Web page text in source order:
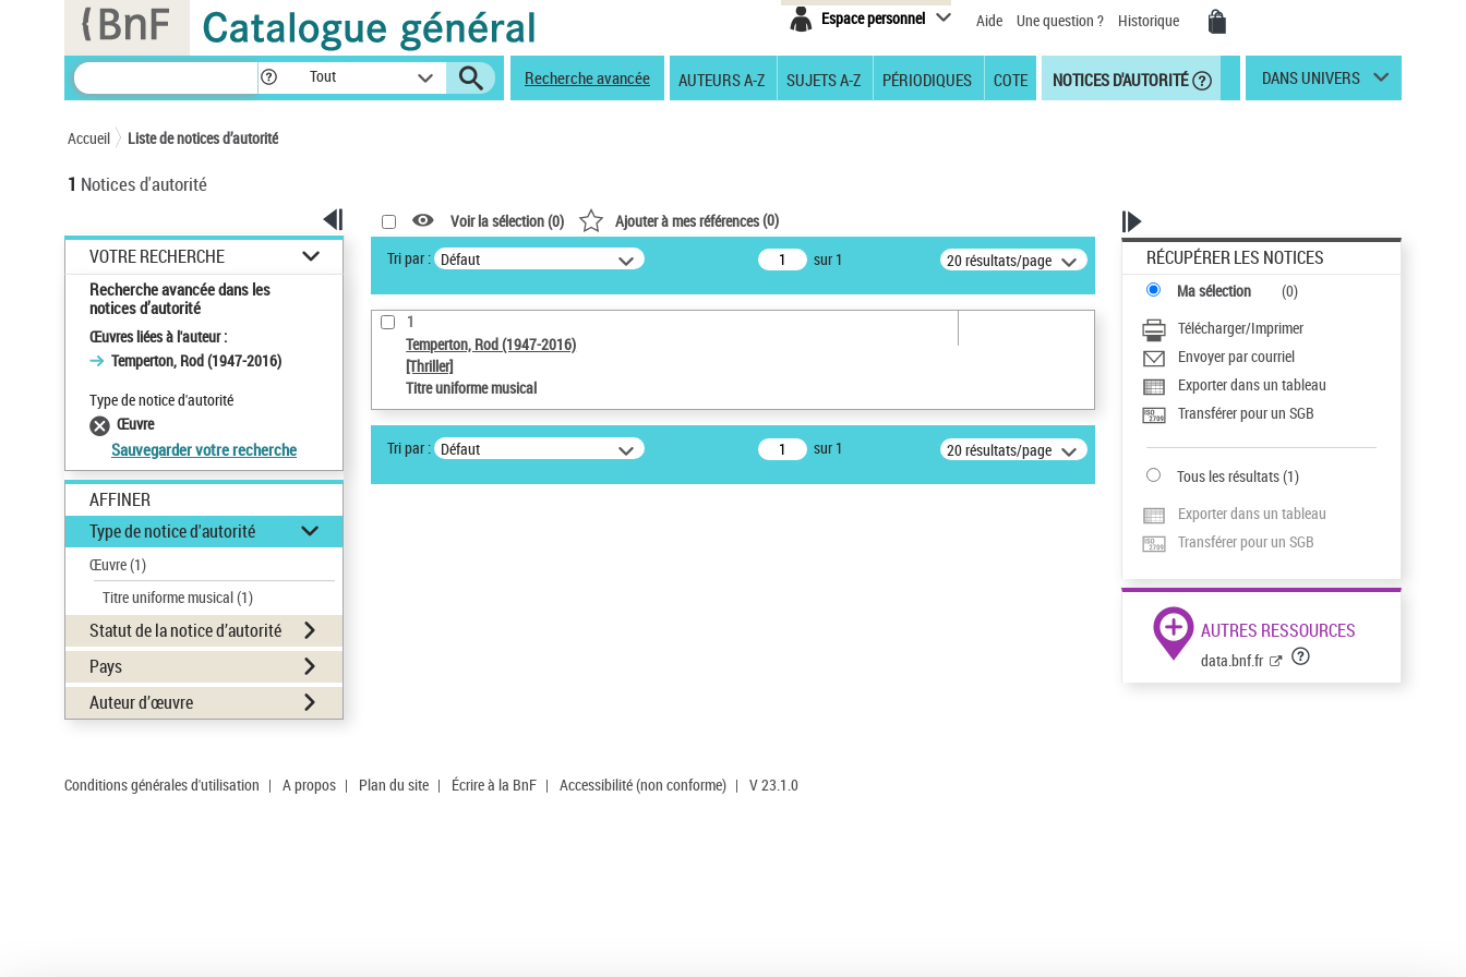
Espace personnel Aide Une question ? Historique
Tout Recherche avancée AUTEURS A-Z SUJETS A-Z PÉRIODIQUES COTE NOTICES D'AUTORITÉ DANS UNIVERS
Accueil Liste de notices d’autorité
1 Notices d'autorité
VOTRE RECHERCHE
Recherche avancée dans les
notices d’autorité
Œuvres liées à l'auteur :
Temperton, Rod (1947-2016)
Type de notice d'autorité
Œuvre
Sauvegarder votre recherche
AFFINER
Type de notice d'autorité
Œuvre(1)
Titre uniforme musical(1)
Statut de la notice d’autorité
Pays
Auteur d’œuvre
Voir la sélection (0) Ajouter à mes références(0)
Tri par : Défaut sur 1 20 résultats/page
1
Temperton, Rod (1947-2016)
[Thriller]
Titre uniforme musical
Tri par : Défaut sur 1 20 résultats/page
RÉCUPÉRER LES NOTICES
Ma sélection (0)
Télécharger/Imprimer
Envoyer par courriel
Exporter dans un tableau
Transférer pour un SGB
Tous les résultats(1)
Exporter dans un tableau
Transférer pour un SGB
AUTRES RESSOURCES
data.bnf.fr
Conditions générales d'utilisation | A propos | Plan du site | Écrire à la BnF | Accessibilité (non conforme) | V 23.1.0
Panneau de gestion des cookies